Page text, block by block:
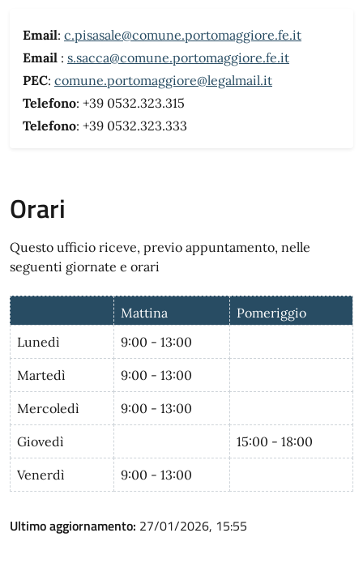
Email: c.pisasale@comune.portomaggiore.fe.it
Email : s.sacca@comune.portomaggiore.fe.it
PEC: comune.portomaggiore@legalmail.it
Telefono: +39 0532.323.315
Telefono: +39 0532.323.333
Orari
Questo ufficio riceve, previo appuntamento, nelle
seguenti giornate e orari
Mattina
Pomeriggio
Lunedì
9:00 - 13:00
Martedì 9:00 - 13:00
Mercoledì 9:00 - 13:00
Giovedì 15:00 - 18:00
Venerdì 9:00 - 13:00
Ultimo aggiornamento: 27/01/2026, 15:55